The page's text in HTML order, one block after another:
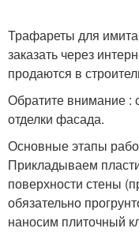
Трафареты для
заказать через
продаются в
Обратите внимание :
отделки фасада.
Основные этапы
Прикладываем
поверхности стены
обязательно
наносим плиточный